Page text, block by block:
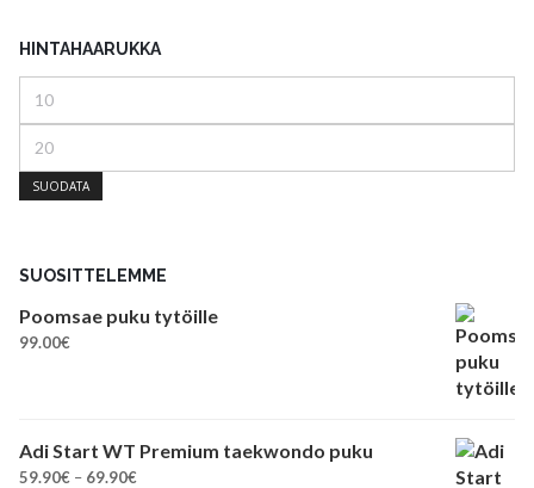
HINTAHAARUKKA
SUODATA
SUOSITTELEMME
Poomsae puku tytöille
99.00€
Adi Start WT Premium taekwondo puku
59.90€ – 69.90€